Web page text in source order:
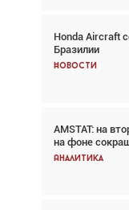
Honda Aircraft
Бразилии
Новости
AMSTAT: на
на фоне
Аналитика
Авиационный
говорит сама
Новости
Проблемы с
Аналитика